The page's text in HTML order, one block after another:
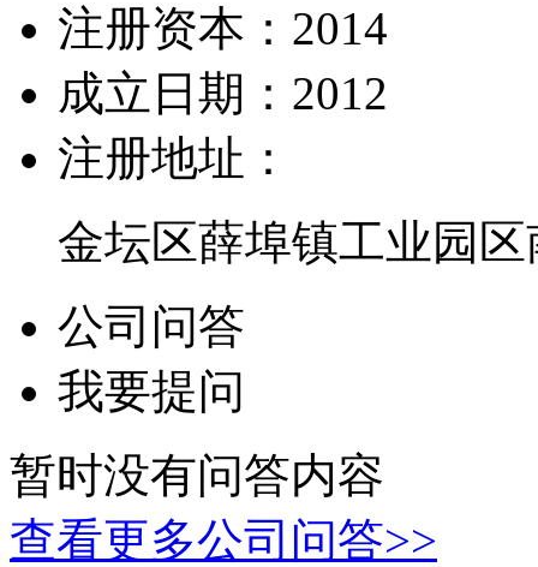
注册资本： 2014
成立日期： 2012
注册地址：
金坛区薛埠镇工业园
公司问答
我要提问
暂时没有问答内容
查看更多公司问答>>